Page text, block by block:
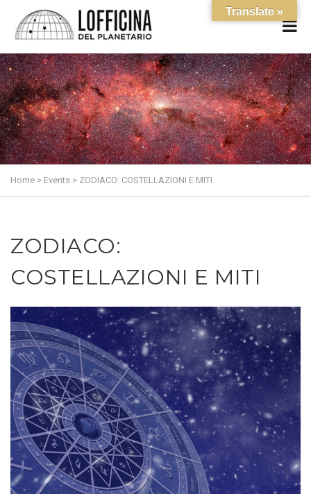
Home > Events > ZODIACO: COSTELLAZIONI E MITI
ZODIACO:
COSTELLAZIONI E MITI
Translate »